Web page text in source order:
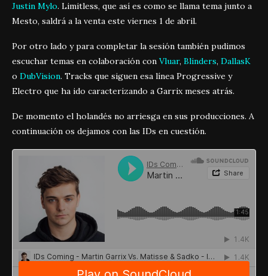
Justin Mylo. Limitless, que así es como se llama tema junto a
Mesto, saldrá a la venta este viernes 1 de abril.
Por otro lado y para completar la sesión también pudimos
escuchar temas en colaboración con Vluar, Blinders, DallasK
o DubVision. Tracks que siguen esa línea Progressive y
Electro que ha ido caracterizando a Garrix meses atrás.
De momento el holandés no arriesga en sus producciones. A
continuación os dejamos con las IDs en cuestión.